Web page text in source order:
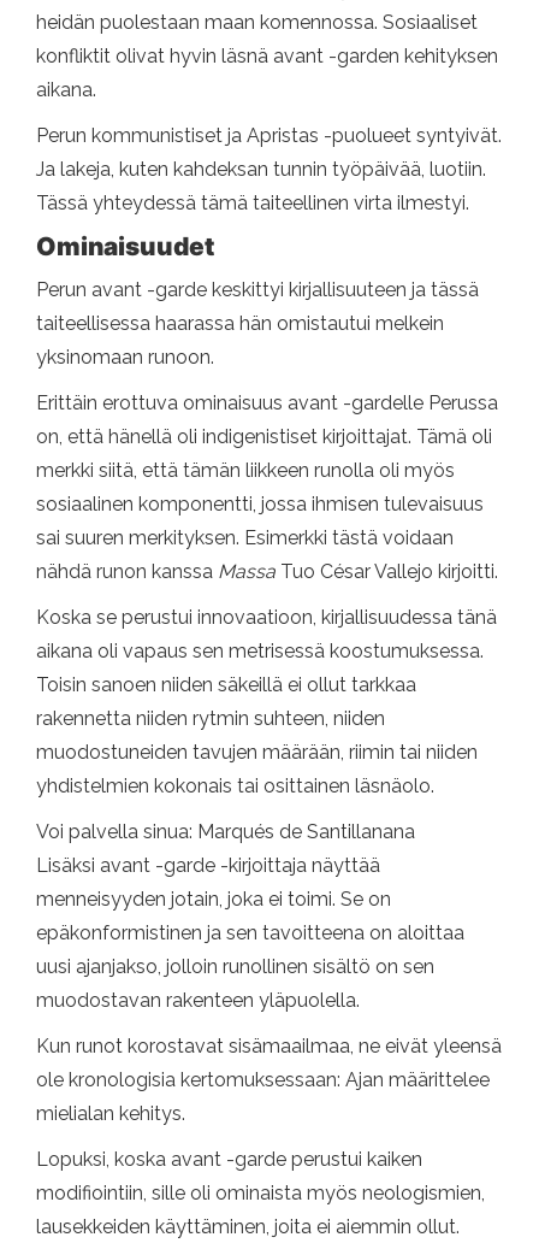
heidän puolestaan ​​maan komennossa. Sosiaaliset
konfliktit olivat hyvin läsnä avant -garden kehityksen
aikana.
Perun kommunistiset ja Apristas -puolueet syntyivät.
Ja lakeja, kuten kahdeksan tunnin työpäivää, luotiin.
Tässä yhteydessä tämä taiteellinen virta ilmestyi.
Ominaisuudet
Perun avant -garde keskittyi kirjallisuuteen ja tässä
taiteellisessa haarassa hän omistautui melkein
yksinomaan runoon.
Erittäin erottuva ominaisuus avant -gardelle Perussa
on, että hänellä oli indigenistiset kirjoittajat. Tämä oli
merkki siitä, että tämän liikkeen runolla oli myös
sosiaalinen komponentti, jossa ihmisen tulevaisuus
sai suuren merkityksen. Esimerkki tästä voidaan
nähdä runon kanssa Massa Tuo César Vallejo kirjoitti.
Koska se perustui innovaatioon, kirjallisuudessa tänä
aikana oli vapaus sen metrisessä koostumuksessa.
Toisin sanoen niiden säkeillä ei ollut tarkkaa
rakennetta niiden rytmin suhteen, niiden
muodostuneiden tavujen määrään, riimin tai niiden
yhdistelmien kokonais tai osittainen läsnäolo.
Voi palvella sinua: Marqués de Santillanana
Lisäksi avant -garde -kirjoittaja näyttää
menneisyyden jotain, joka ei toimi. Se on
epäkonformistinen ja sen tavoitteena on aloittaa
uusi ajanjakso, jolloin runollinen sisältö on sen
muodostavan rakenteen yläpuolella.
Kun runot korostavat sisämaailmaa, ne eivät yleensä
ole kronologisia kertomuksessaan: Ajan määrittelee
mielialan kehitys.
Lopuksi, koska avant -garde perustui kaiken
modifiointiin, sille oli ominaista myös neologismien,
lausekkeiden käyttäminen, joita ei aiemmin ollut.